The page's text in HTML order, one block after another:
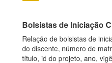
Bolsistas de Iniciação
Relação de bolsistas de
do discente, número de
título, id do projeto, ano,